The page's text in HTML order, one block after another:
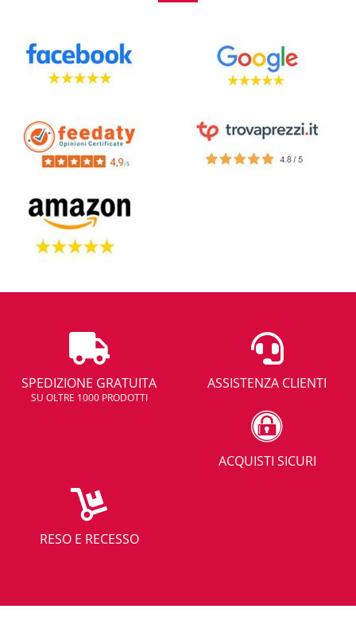
SPEDIZIONE GRATUITA
SU OLTRE 1000 PRODOTTI
ASSISTENZA CLIENTI
ACQUISTI SICURI
RESO E RECESSO